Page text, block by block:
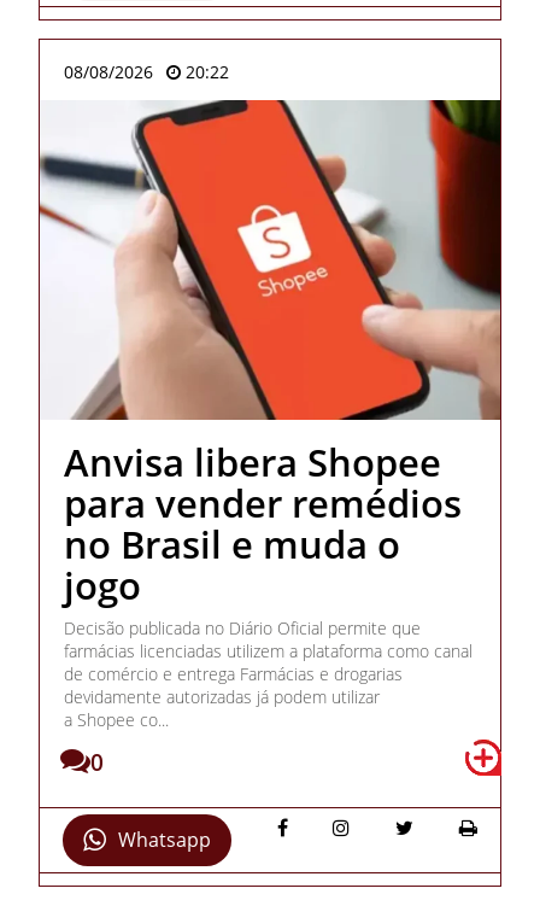
08/08/2026 20:22
Anvisa libera Shopee
para vender remédios
no Brasil e muda o
jogo
Decisão publicada no Diário Oficial permite que
farmácias licenciadas utilizem a plataforma como canal
de comércio e entrega Farmácias e drogarias
devidamente autorizadas já podem utilizar
a Shopee co...
0
Whatsapp